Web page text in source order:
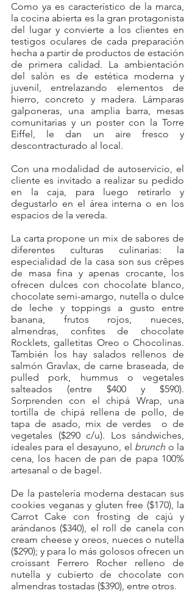
Como ya es característico de la marca,
la cocina abierta es la gran protagonista
del lugar y convierte a los clientes en
testigos oculares de cada preparación
hecha a partir de productos de estación
de primera calidad. La ambientación
del salón es de estética moderna y
juvenil, entrelazando elementos de
hierro, concreto y madera. Lámparas
galponeras, una amplia barra, mesas
comunitarias y un poster con la Torre
Eiffel, le dan un aire fresco y
descontracturado al local.
Con una modalidad de autoservicio, el
cliente es invitado a realizar su pedido
en la caja, para luego retirarlo y
degustarlo en el área interna o en los
espacios de la vereda.
La carta propone un mix de sabores de
diferentes culturas culinarias: la
especialidad de la casa son sus crêpes
de masa fina y apenas crocante, los
ofrecen dulces con chocolate blanco,
chocolate semi-amargo, nutella o dulce
de leche y toppings a gusto entre
banana, frutos rojos, nueces,
almendras, confites de chocolate
Rocklets, galletitas Oreo o Chocolinas.
También los hay salados rellenos de
salmón Gravlax, de carne braseada, de
pulled pork, hummus o vegetales
salteados (entre $400 y $590).
Sorprenden con el chipá Wrap, una
tortilla de chipá rellena de pollo, de
tapa de asado, mix de verdes  o de
vegetales ($290 c/u). Los sándwiches,
ideales para el desayuno, el brunch o la
cena, los hacen de pan de papa 100%
artesanal o de bagel.
De la pastelería moderna destacan sus
cookies veganas y gluten free ($170), la
Carrot Cake con frosting de cajú y
arándanos ($340), el roll de canela con
cream cheese y oreos, nueces o nutella
($290); y para lo más golosos ofrecen un
croissant Ferrero Rocher relleno de
nutella y cubierto de chocolate con
almendras tostadas ($390), entre otros.